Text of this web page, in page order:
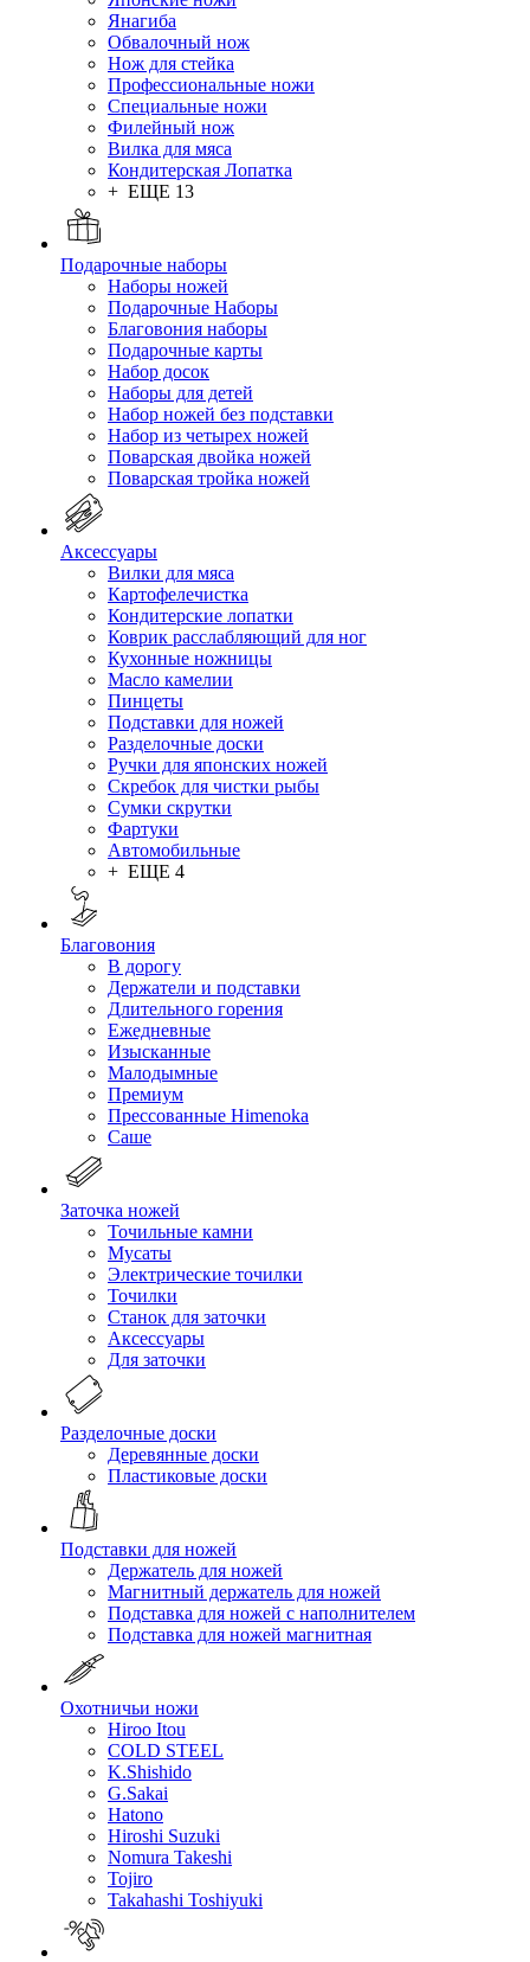
Янагиба
Обвалочный нож
Нож для стейка
Профессиональные ножи
Специальные ножи
Филейный нож
Вилка для мяса
Кондитерская Лопатка
+ ЕЩЕ 13
Подарочные наборы
Наборы ножей
Подарочные Наборы
Благовония наборы
Подарочные карты
Набор досок
Наборы для детей
Набор ножей без подставки
Набор из четырех ножей
Поварская двойка ножей
Поварская тройка ножей
Аксессуары
Вилки для мяса
Картофелечистка
Кондитерские лопатки
Коврик расслабляющий для ног
Кухонные ножницы
Масло камелии
Пинцеты
Подставки для ножей
Разделочные доски
Ручки для японских ножей
Скребок для чистки рыбы
Сумки скрутки
Фартуки
Автомобильные
+ ЕЩЕ 4
Благовония
В дорогу
Держатели и подставки
Длительного горения
Ежедневные
Изысканные
Малодымные
Премиум
Прессованные Himenoka
Саше
Заточка ножей
Точильные камни
Мусаты
Электрические точилки
Точилки
Станок для заточки
Аксессуары
Для заточки
Разделочные доски
Деревянные доски
Пластиковые доски
Подставки для ножей
Держатель для ножей
Магнитный держатель для ножей
Подставка для ножей с наполнителем
Подставка для ножей магнитная
Охотничьи ножи
Hiroo Itou
COLD STEEL
K.Shishido
G.Sakai
Hatono
Hiroshi Suzuki
Nomura Takeshi
Tojiro
Takahashi Toshiyuki